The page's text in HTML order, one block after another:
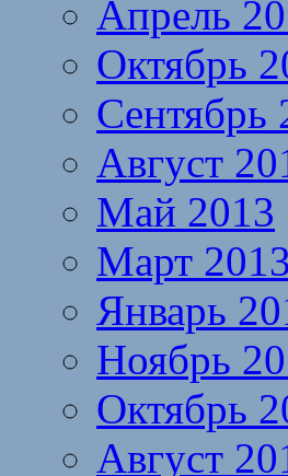
Апрель
Октябрь
Сентябрь
Август
Май 2013
Март 2013
Январь
Ноябрь
Октябрь
Август